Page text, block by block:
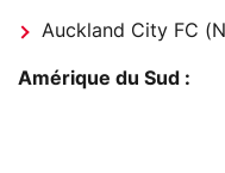
Auckland City FC
Amérique du Sud :